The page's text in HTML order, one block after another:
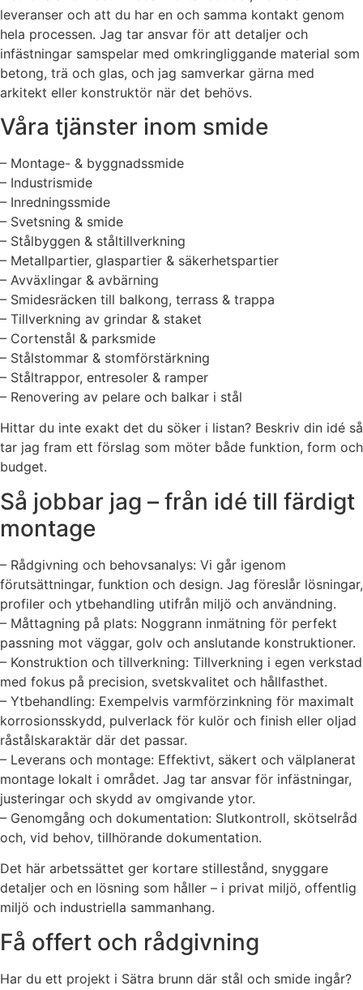
leveranser och att du har en och samma kontakt genom
hela processen. Jag tar ansvar för att detaljer och
infästningar samspelar med omkringliggande material som
betong, trä och glas, och jag samverkar gärna med
arkitekt eller konstruktör när det behövs.
Våra tjänster inom smide
– Montage- & byggnadssmide
– Industrismide
– Inredningssmide
– Svetsning & smide
– Stålbyggen & ståltillverkning
– Metallpartier, glaspartier & säkerhetspartier
– Avväxlingar & avbärning
– Smidesräcken till balkong, terrass & trappa
– Tillverkning av grindar & staket
– Cortenstål & parksmide
– Stålstommar & stomförstärkning
– Ståltrappor, entresoler & ramper
– Renovering av pelare och balkar i stål
Hittar du inte exakt det du söker i listan? Beskriv din idé så
tar jag fram ett förslag som möter både funktion, form och
budget.
Så jobbar jag – från idé till färdigt
montage
– Rådgivning och behovsanalys: Vi går igenom
förutsättningar, funktion och design. Jag föreslår lösningar,
profiler och ytbehandling utifrån miljö och användning.
– Måttagning på plats: Noggrann inmätning för perfekt
passning mot väggar, golv och anslutande konstruktioner.
– Konstruktion och tillverkning: Tillverkning i egen verkstad
med fokus på precision, svetskvalitet och hållfasthet.
– Ytbehandling: Exempelvis varmförzinkning för maximalt
korrosionsskydd, pulverlack för kulör och finish eller oljad
råstålskaraktär där det passar.
– Leverans och montage: Effektivt, säkert och välplanerat
montage lokalt i området. Jag tar ansvar för infästningar,
justeringar och skydd av omgivande ytor.
– Genomgång och dokumentation: Slutkontroll, skötselråd
och, vid behov, tillhörande dokumentation.
Det här arbetssättet ger kortare stillestånd, snyggare
detaljer och en lösning som håller – i privat miljö, offentlig
miljö och industriella sammanhang.
Få offert och rådgivning
Har du ett projekt i Sätra brunn där stål och smide ingår?